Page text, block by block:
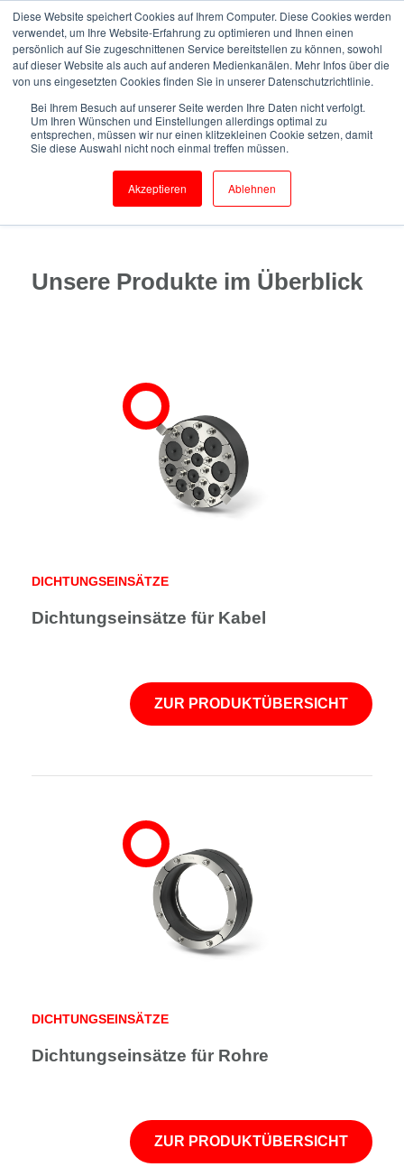
Diese Website speichert Cookies auf Ihrem Computer. Diese Cookies werden
verwendet, um Ihre Website-Erfahrung zu optimieren und Ihnen einen
persönlich auf Sie zugeschnittenen Service bereitstellen zu können, sowohl
auf dieser Website als auch auf anderen Medienkanälen. Mehr Infos über die
von uns eingesetzten Cookies finden Sie in unserer Datenschutzrichtlinie.
Bei Ihrem Besuch auf unserer Seite werden Ihre Daten nicht verfolgt.
Um Ihren Wünschen und Einstellungen allerdings optimal zu
entsprechen, müssen wir nur einen klitzekleinen Cookie setzen, damit
Sie diese Auswahl nicht noch einmal treffen müssen.
Akzeptieren Ablehnen
Start Produkte Dichtungseinsätze GPD und RRD
Dichtungseinsätze GPD und
Unsere Produkte im Überblick
DICHTUNGSEINSÄTZE
Dichtungseinsätze für Kabel
ZUR PRODUKTÜBERSICHT
DICHTUNGSEINSÄTZE
Dichtungseinsätze für Rohre
ZUR PRODUKTÜBERSICHT